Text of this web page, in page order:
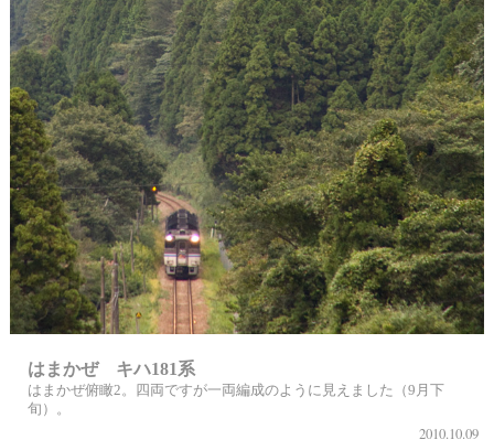
はまかぜ キハ181系
はまかぜ俯瞰2。四両ですが一両編成のように見えました（9月下
旬）。
2010.10.09